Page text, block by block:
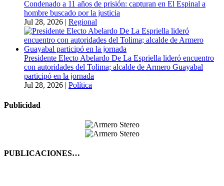
Condenado a 11 años de prisión: capturan en El Espinal a
hombre buscado por la justicia
Jul 28, 2026 | Regional
Presidente Electo Abelardo De La Espriella lideró encuentro
con autoridades del Tolima; alcalde de Armero Guayabal
participó en la jornada
Jul 28, 2026 | Política
Publicidad
PUBLICACIONES…